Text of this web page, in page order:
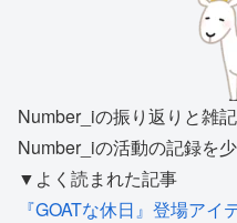
Number_iの振り返りと雑記
Number_iの活動の記録を
▼よく読まれた記事
『GOATな休日』登場アイ